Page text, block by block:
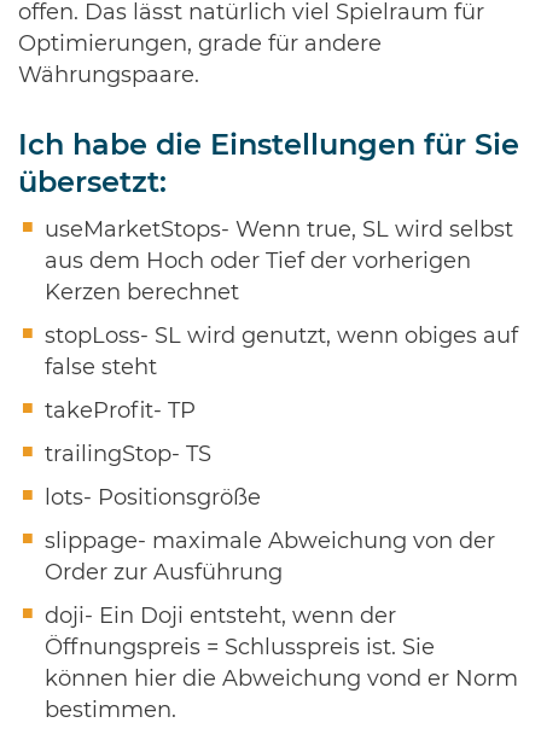
offen. Das lässt natürlich viel Spielraum für
Optimierungen, grade für andere
Währungspaare.
Ich habe die Einstellungen für Sie
übersetzt:
useMarketStops- Wenn true, SL wird selbst
aus dem Hoch oder Tief der vorherigen
Kerzen berechnet
stopLoss- SL wird genutzt, wenn obiges auf
false steht
takeProfit- TP
trailingStop- TS
lots- Positionsgröße
slippage- maximale Abweichung von der
Order zur Ausführung
doji- Ein Doji entsteht, wenn der
Öffnungspreis = Schlusspreis ist. Sie
können hier die Abweichung vond er Norm
bestimmen.